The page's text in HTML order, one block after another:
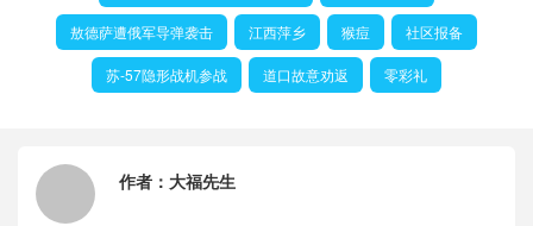
敖德萨遭俄军导弹袭击 江西萍乡 猴痘 社区报备
苏-57隐形战机参战 道口故意劝返 零彩礼
作者： 大福先生